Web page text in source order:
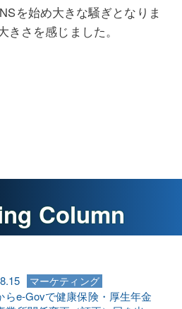
を始め大きな騒ぎとなりま
きさを感じました。
Column
マーケティング
らe-Govで健康保険・厚生年金